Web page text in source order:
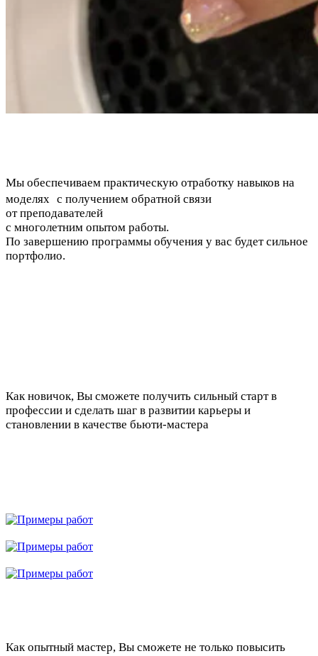
Мы обеспечиваем практическую отработку навыков на
моделях с получением обратной связи
от преподавателей
с многолетним опытом работы.
По завершению программы обучения у вас будет сильное
портфолио.
Как новичок, Вы сможете получить сильный старт в
профессии и сделать шаг в развитии карьеры и
становлении в качестве бьюти-мастера
Как опытный мастер, Вы сможете не только повысить